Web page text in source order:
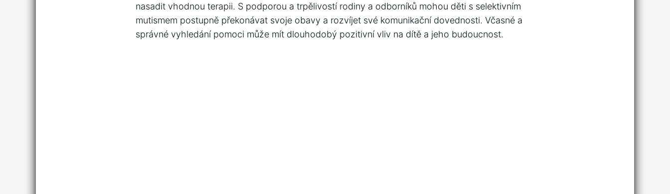
nasadit vhodnou terapii. S podporou a trpělivostí rodiny a odborníků mohou děti s selektivním
mutismem postupně překonávat svoje obavy a rozvíjet své komunikační dovednosti. Včasné a
správné vyhledání pomoci může mít dlouhodobý pozitivní vliv na dítě a jeho budoucnost.